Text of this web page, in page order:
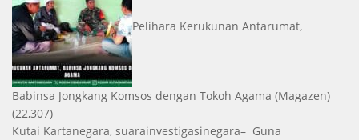
Pelihara Kerukunan Antarumat,
Babinsa Jongkang Komsos dengan Tokoh Agama (Magazen)
(22,307)
Kutai Kartanegara, suarainvestigasinegara– Guna